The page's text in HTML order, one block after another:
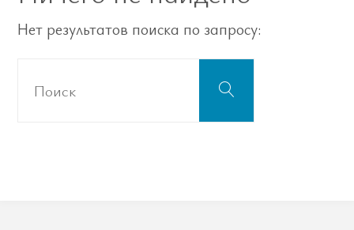
Нет результатов поиска по запросу:
Поиск